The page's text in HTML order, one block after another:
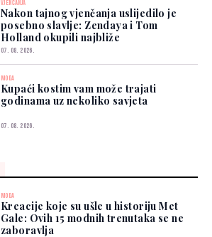
VJENČANJA
Nakon tajnog vjenčanja uslijedilo je
posebno slavlje: Zendaya i Tom
Holland okupili najbliže
07. 08. 2026.
MODA
Kupaći kostim vam može trajati
godinama uz nekoliko savjeta
07. 08. 2026.
MODA
Kreacije koje su ušle u historiju Met
Gale: Ovih 15 modnih trenutaka se ne
zaboravlja